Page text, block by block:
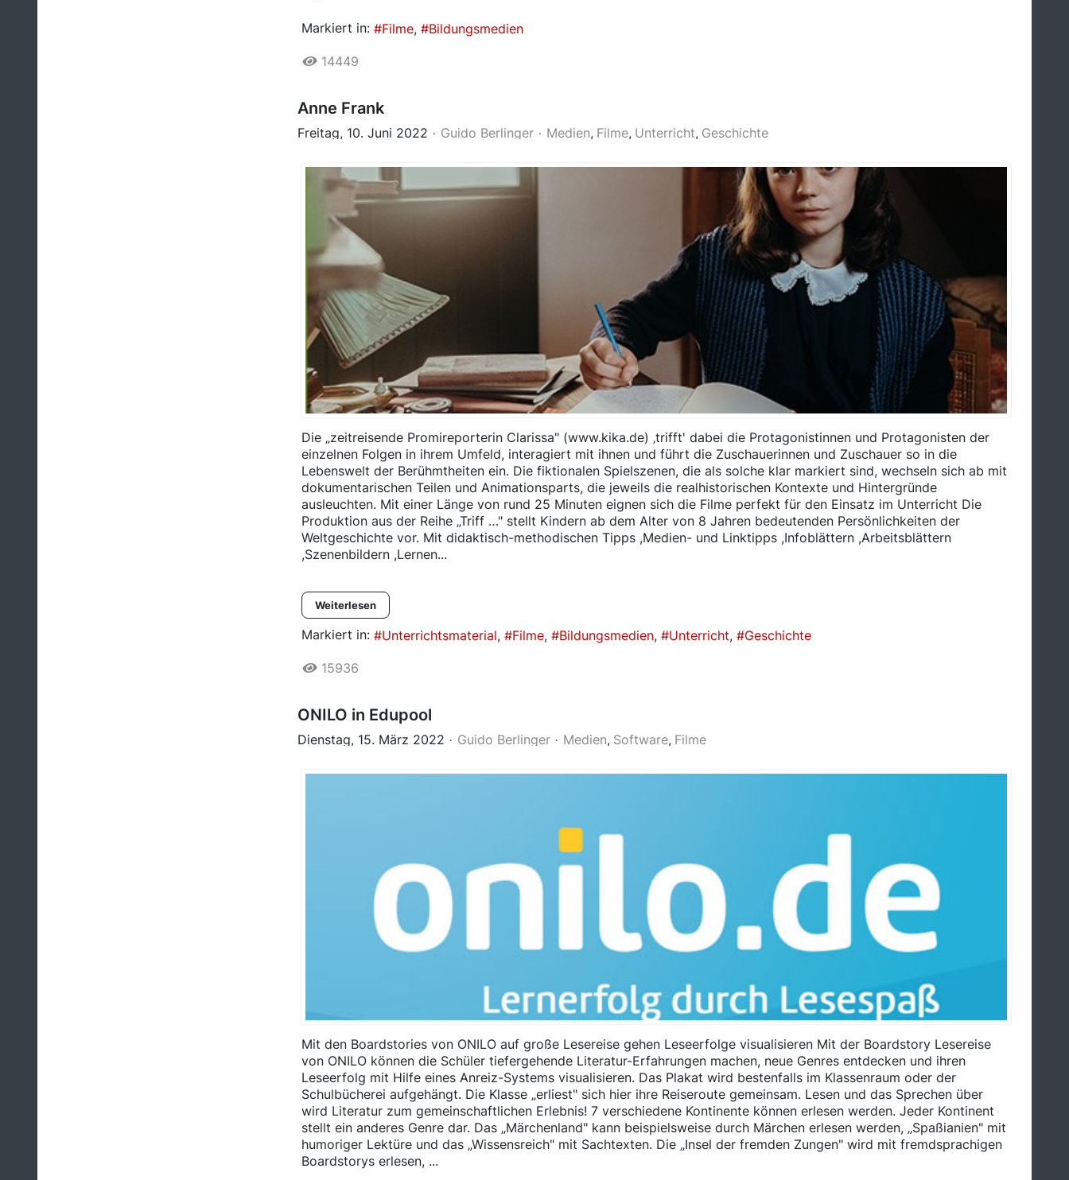
Markiert in: Filme Bildungsmedien
14449
Anne Frank
Freitag, 10. Juni 2022 Guido Berlinger Medien Filme Unterricht Geschichte
Die „zeitreisende Promireporterin Clarissa" (www.kika.de) ‚trifft' dabei die Protagonistinnen und Protagonisten der
einzelnen Folgen in ihrem Umfeld, interagiert mit ihnen und führt die Zuschauerinnen und Zuschauer so in die
Lebenswelt der Berühmtheiten ein. Die fiktionalen Spielszenen, die als solche klar markiert sind, wechseln sich ab mit
dokumentarischen Teilen und Animationsparts, die jeweils die realhistorischen Kontexte und Hintergründe
ausleuchten. Mit einer Länge von rund 25 Minuten eignen sich die Filme perfekt für den Einsatz im Unterricht Die
Produktion aus der Reihe „Triff …" stellt Kindern ab dem Alter von 8 Jahren bedeutenden Persönlichkeiten der
Weltgeschichte vor. Mit didaktisch-methodischen Tipps ,Medien- und Linktipps ,Infoblättern ,Arbeitsblättern
,Szenenbildern ,Lernen...
Weiterlesen
Markiert in: Unterrichtsmaterial Filme Bildungsmedien Unterricht Geschichte
15936
ONILO in Edupool
Dienstag, 15. März 2022 Guido Berlinger Medien Software Filme
Mit den Boardstories von ONILO auf große Lesereise gehen Leseerfolge visualisieren Mit der Boardstory Lesereise
von ONILO können die Schüler tiefergehende Literatur-Erfahrungen machen, neue Genres entdecken und ihren
Leseerfolg mit Hilfe eines Anreiz-Systems visualisieren. Das Plakat wird bestenfalls im Klassenraum oder der
Schulbücherei aufgehängt. Die Klasse „erliest" sich hier ihre Reiseroute gemeinsam. Lesen und das Sprechen über
wird Literatur zum gemeinschaftlichen Erlebnis! 7 verschiedene Kontinente können erlesen werden. Jeder Kontinent
stellt ein anderes Genre dar. Das „Märchenland" kann beispielsweise durch Märchen erlesen werden, „Spaßianien" mit
humoriger Lektüre und das „Wissensreich" mit Sachtexten. Die „Insel der fremden Zungen" wird mit fremdsprachigen
Boardstorys erlesen, ...